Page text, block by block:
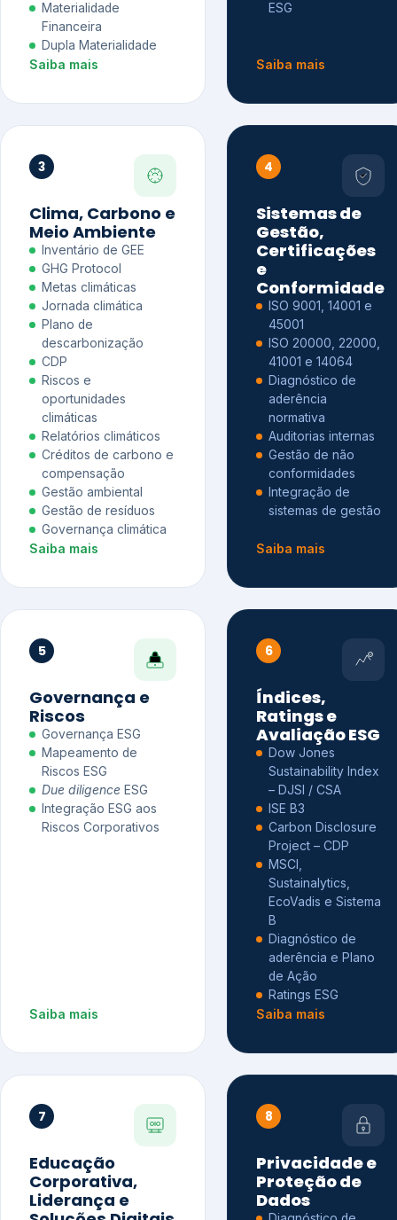
Materialidade
Financeira
Dupla Materialidade
Saiba mais
ESG
Saiba mais
3
Clima, Carbono e
Meio Ambiente
Inventário de GEE
GHG Protocol
Metas climáticas
Jornada climática
Plano de
descarbonização
CDP
Riscos e
oportunidades
climáticas
Relatórios climáticos
Créditos de carbono e
compensação
Gestão ambiental
Gestão de resíduos
Governança climática
Saiba mais
4
Sistemas de
Gestão,
Certificações
e
Conformidade
ISO 9001, 14001 e
45001
ISO 20000, 22000,
41001 e 14064
Diagnóstico de
aderência
normativa
Auditorias internas
Gestão de não
conformidades
Integração de
sistemas de gestão
Saiba mais
5
Governança e
Riscos
Governança ESG
Mapeamento de
Riscos ESG
Due diligence ESG
Integração ESG aos
Riscos Corporativos
Saiba mais
6
Índices,
Ratings e
Avaliação ESG
Dow Jones
Sustainability Index
– DJSI / CSA
ISE B3
Carbon Disclosure
Project – CDP
MSCI,
Sustainalytics,
EcoVadis e Sistema
B
Diagnóstico de
aderência e Plano
de Ação
Ratings ESG
Saiba mais
7
Educação
Corporativa,
Liderança e
8
Privacidade e
Proteção de
Dados